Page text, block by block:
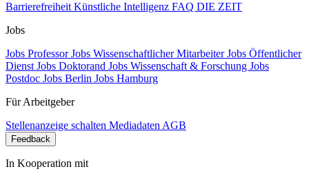
Barrierefreiheit Künstliche Intelligenz FAQ DIE ZEIT
Jobs
Jobs ProfessorJobs Wissenschaftlicher MitarbeiterJobs Öffentlicher
Dienst Jobs Doktorand Jobs Wissenschaft & Forschung Jobs
Postdoc Jobs Berlin Jobs Hamburg
Für Arbeitgeber
Stellenanzeige schalten Mediadaten AGB
Feedback
In Kooperation mit